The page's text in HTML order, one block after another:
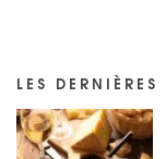
LES DERNIÈRES